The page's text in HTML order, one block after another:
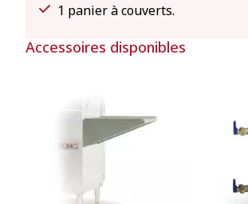
1 panier à couverts.
Accessoires disponibles